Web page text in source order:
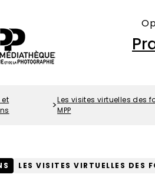
et
Les visites virtuelles des
MPP
LES VISITES VIRTUELLES DES